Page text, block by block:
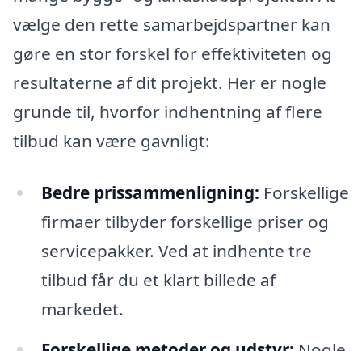
vælge den rette samarbejdspartner kan
gøre en stor forskel for effektiviteten og
resultaterne af dit projekt. Her er nogle
grunde til, hvorfor indhentning af flere
tilbud kan være gavnligt:
Bedre prissammenligning: Forskellige
firmaer tilbyder forskellige priser og
servicepakker. Ved at indhente tre
tilbud får du et klart billede af
markedet.